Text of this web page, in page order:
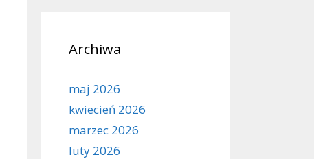
Archiwa
maj 2026
kwiecień 2026
marzec 2026
luty 2026